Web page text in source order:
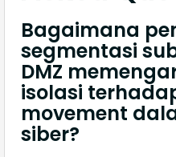
Bagaimana
segmentasi
DMZ
isolasi
movement
siber?